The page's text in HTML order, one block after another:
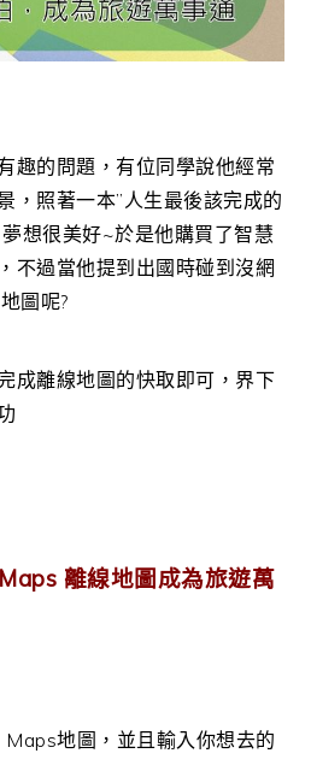
趣的問題，有位同學說他經常
，照著一本”人生最後該完成的
想很美好~於是他購買了智慧
不過當他提到出國時碰到沒網
圖呢?
成離線地圖的快取即可，界下
離線地圖成為旅遊萬
地圖，並且輸入你想去的